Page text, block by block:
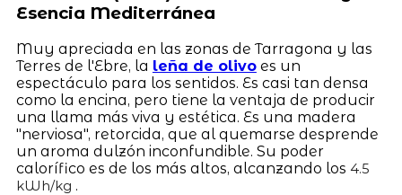
Esencia Mediterránea
Muy apreciada en las zonas de Tarragona y las
Terres de l'Ebre, la leña de olivoes un
espectáculo para los sentidos. Es casi tan densa
como la encina, pero tiene la ventaja de producir
una llama más viva y estética. Es una madera
"nerviosa", retorcida, que al quemarse desprende
un aroma dulzón inconfundible. Su poder
calorífico es de los más altos, alcanzando los 4.5
kWh/kg .